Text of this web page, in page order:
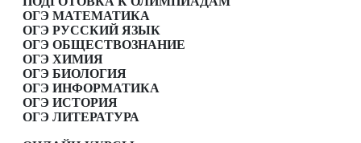
ОГЭ МАТЕМАТИКА
ОГЭ РУССКИЙ ЯЗЫК
ОГЭ ОБЩЕСТВОЗНАНИЕ
ОГЭ ХИМИЯ
ОГЭ БИОЛОГИЯ
ОГЭ ИНФОРМАТИКА
ОГЭ ИСТОРИЯ
ОГЭ ЛИТЕРАТУРА